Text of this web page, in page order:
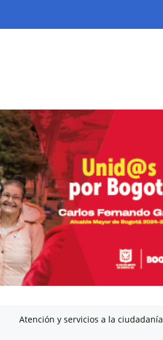
Atención y servicios a la ciudadanía